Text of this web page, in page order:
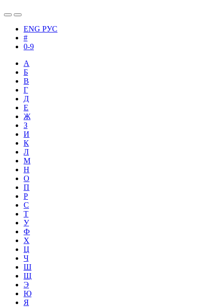
ENG РУС
#
0-9
А
Б
В
Г
Д
Е
Ж
З
И
К
Л
М
Н
О
П
Р
С
Т
У
Ф
Х
Ц
Ч
Ш
Щ
Э
Ю
Я